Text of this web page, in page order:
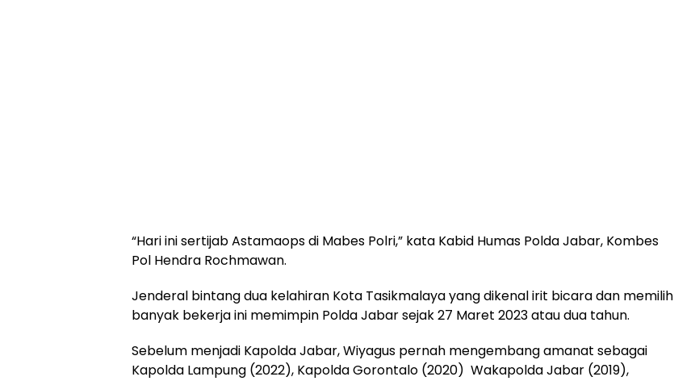
“Hari ini sertijab Astamaops di Mabes Polri,” kata Kabid Humas Polda Jabar, Kombes
Pol Hendra Rochmawan.
Jenderal bintang dua kelahiran Kota Tasikmalaya yang dikenal irit bicara dan memilih
banyak bekerja ini memimpin Polda Jabar sejak 27 Maret 2023 atau dua tahun.
Sebelum menjadi Kapolda Jabar, Wiyagus pernah mengembang amanat sebagai
Kapolda Lampung (2022), Kapolda Gorontalo (2020) Wakapolda Jabar (2019),